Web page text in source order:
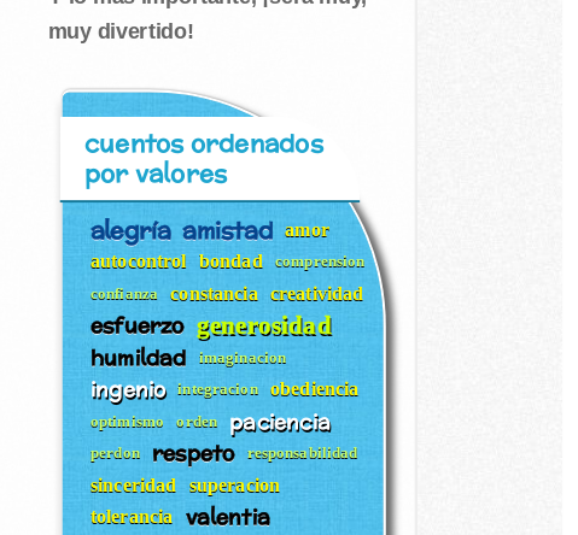
muy divertido!
cuentos ordenados
por valores
alegría amistad amor
autocontrol bondad comprension
confianza constancia creatividad
esfuerzo generosidad
humildad imaginacion
ingenio integracion obediencia
optimismo orden paciencia
perdon respeto responsabilidad
sinceridad
superacion
tolerancia
valentia